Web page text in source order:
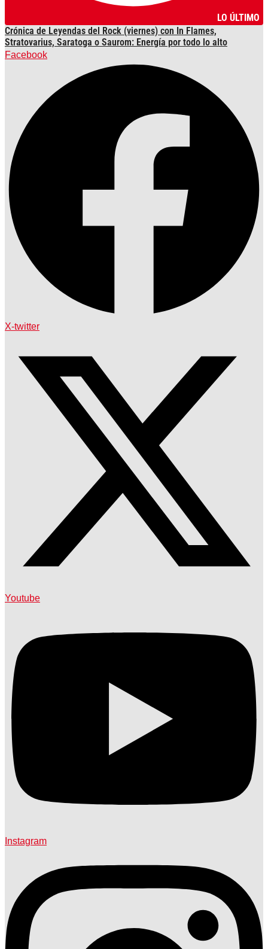
LO ÚLTIMO
Crónica de Leyendas del Rock (viernes) con In Flames,
Stratovarius, Saratoga o Saurom: Energía por todo lo alto
Facebook
X-twitter
Youtube
Instagram